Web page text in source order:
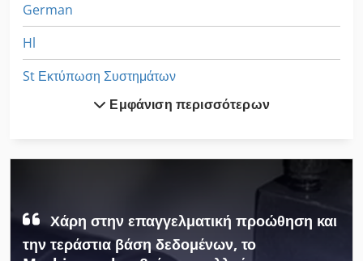
German
Hl
St Εκτύπωση Συστημάτων
Άνω Εμβόλου Τύπου
Αρχίζει Με Στοίβα
Διαμήκη Και Εγκάρσια Χάριτος 3022
Εμφάνιση περισσότερων
Χάρη στην επαγγελματική προώθηση και
την τεράστια βάση δεδομένων, το